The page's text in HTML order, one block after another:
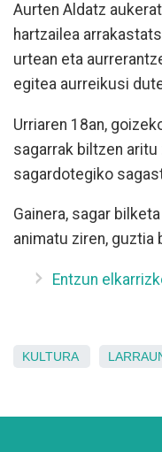
Aurten Aldatz
hartzailea
urtean eta
egitea aurreikusi
Urriaren 18an,
sagarrak biltzen
sagardotegiko
Gainera, sagar
animatu ziren, guztia
Entzun
KULTURA